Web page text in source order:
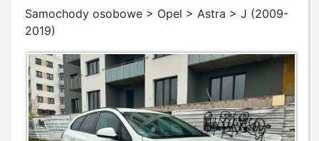
Samochody osobowe > Opel > Astra > J (2009-
2019)